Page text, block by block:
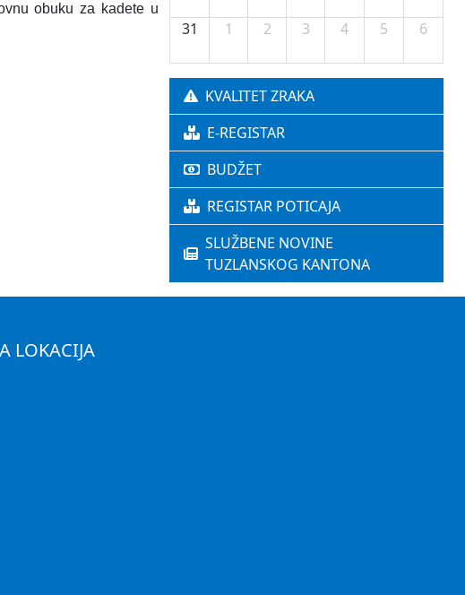
obuku za kadete u
31 1 2 3 4 5 6
KVALITET ZRAKA
E-REGISTAR
BUDŽET
REGISTAR POTICAJA
SLUŽBENE NOVINE
TUZLANSKOG KANTONA
LOKACIJA